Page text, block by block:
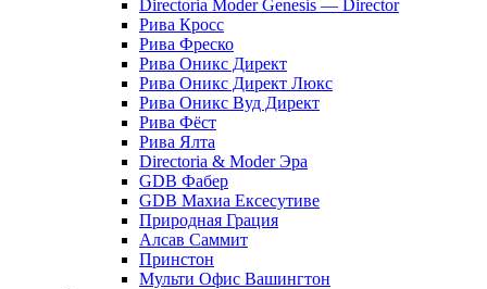
Directoria Moder Genesis — Director
Рива Кросс
Рива Фреско
Рива Оникс Директ
Рива Оникс Директ Люкс
Рива Оникс Вуд Директ
Рива Фёст
Рива Ялта
Directoria & Moder Эра
GDB Фабер
GDB Махиа Ексесутиве
Природная Грация
Алсав Саммит
Принстон
Мульти Офис Вашингтон